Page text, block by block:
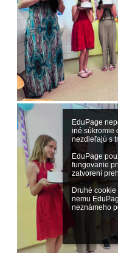
EduPage
iné súkromie
nezdieľajú s
EduPage
fungovanie
zatvorení
Druhé
nemu
neznámeho